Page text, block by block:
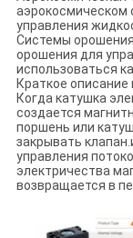
аэрокосмическом
управления
Системы
орошения для
использоваться
Краткое
Когда катушка
создается
поршень или
закрывать
управления
электричества
возвращается в